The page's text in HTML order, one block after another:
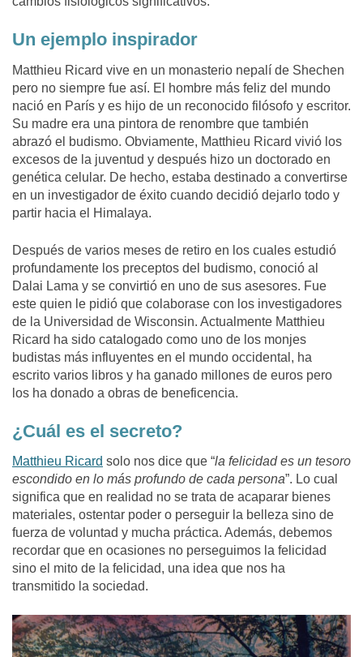
Un ejemplo inspirador
Matthieu Ricard vive en un monasterio nepalí de Shechen
pero no siempre fue así. El hombre más feliz del mundo
nació en París y es hijo de un reconocido filósofo y escritor.
Su madre era una pintora de renombre que también
abrazó el budismo. Obviamente, Matthieu Ricard vivió los
excesos de la juventud y después hizo un doctorado en
genética celular. De hecho, estaba destinado a convertirse
en un investigador de éxito cuando decidió dejarlo todo y
partir hacia el Himalaya.
Después de varios meses de retiro en los cuales estudió
profundamente los preceptos del budismo, conoció al
Dalai Lama y se convirtió en uno de sus asesores. Fue
este quien le pidió que colaborase con los investigadores
de la Universidad de Wisconsin. Actualmente Matthieu
Ricard ha sido catalogado como uno de los monjes
budistas más influyentes en el mundo occidental, ha
escrito varios libros y ha ganado millones de euros pero
los ha donado a obras de beneficencia.
¿Cuál es el secreto?
Matthieu Ricard solo nos dice que “la felicidad es un tesoro
escondido en lo más profundo de cada persona”. Lo cual
significa que en realidad no se trata de acaparar bienes
materiales, ostentar poder o perseguir la belleza sino de
fuerza de voluntad y mucha práctica. Además, debemos
recordar que en ocasiones no perseguimos la felicidad
sino el mito de la felicidad, una idea que nos ha
transmitido la sociedad.